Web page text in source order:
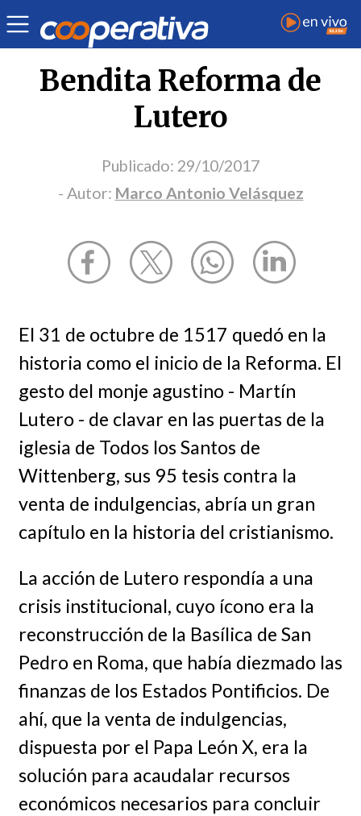
Opinión | Marco Antonio Velásquez
Bendita Reforma de
Lutero
Publicado: 29/10/2017
- Autor: Marco Antonio Velásquez
El 31 de octubre de 1517 quedó en la
historia como el inicio de la Reforma. El
gesto del monje agustino - Martín
Lutero - de clavar en las puertas de la
iglesia de Todos los Santos de
Wittenberg, sus 95 tesis contra la
venta de indulgencias, abría un gran
capítulo en la historia del cristianismo.
La acción de Lutero respondía a una
crisis institucional, cuyo ícono era la
reconstrucción de la Basílica de San
Pedro en Roma, que había diezmado las
finanzas de los Estados Pontificios. De
ahí, que la venta de indulgencias,
dispuesta por el Papa León X, era la
solución para acaudalar recursos
económicos necesarios para concluir